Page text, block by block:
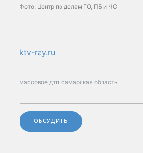
Фото: Центр по делам ГО, ПБ и ЧС
ktv-ray.ru
массовое дтп самарская область
ОБСУДИТЬ